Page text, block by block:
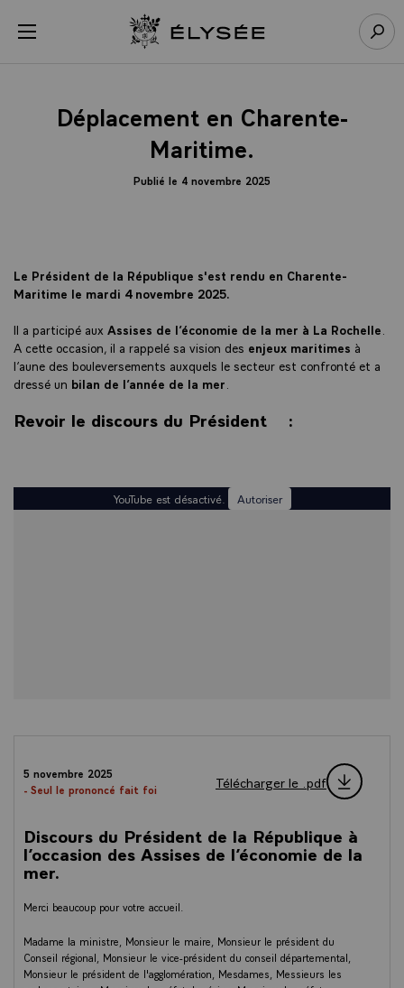
menu Retour à l’accueil Élysée
Déplacement en Charente-
Maritime.
Publié le 4 novembre 2025
Le Président de la République s'est rendu en Charente-
Maritime le mardi 4 novembre 2025.
Il a participé aux Assises de l’économie de la mer à La Rochelle
A cette occasion, il a rappelé sa vision des enjeux maritimes à
l’aune des bouleversements auxquels le secteur est confronté et a
dressé un bilan de l’année de la mer
Revoir le discours du Président :
YouTube est désactivé. Autoriser
5 novembre 2025
- Seul le prononcé fait foi
Télécharger le .pdf
Discours du Président de la République à
l’occasion des Assises de l’économie de la
mer.
Merci beaucoup pour votre accueil.
Madame la ministre, Monsieur le maire, Monsieur le président du
Conseil régional, Monsieur le vice-président du conseil départemental,
Monsieur le président de l'agglomération, Mesdames, Messieurs les
Panneau de gestion des cookies